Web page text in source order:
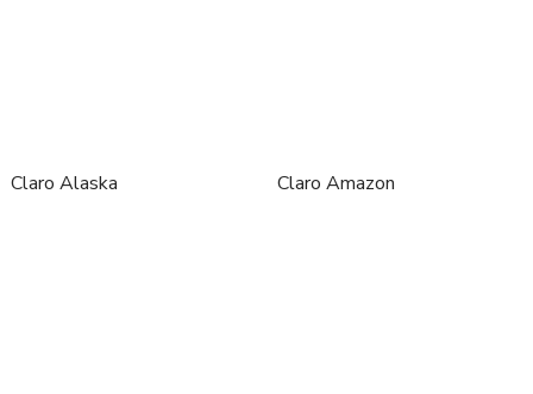
Claro Alaska Claro Amazon